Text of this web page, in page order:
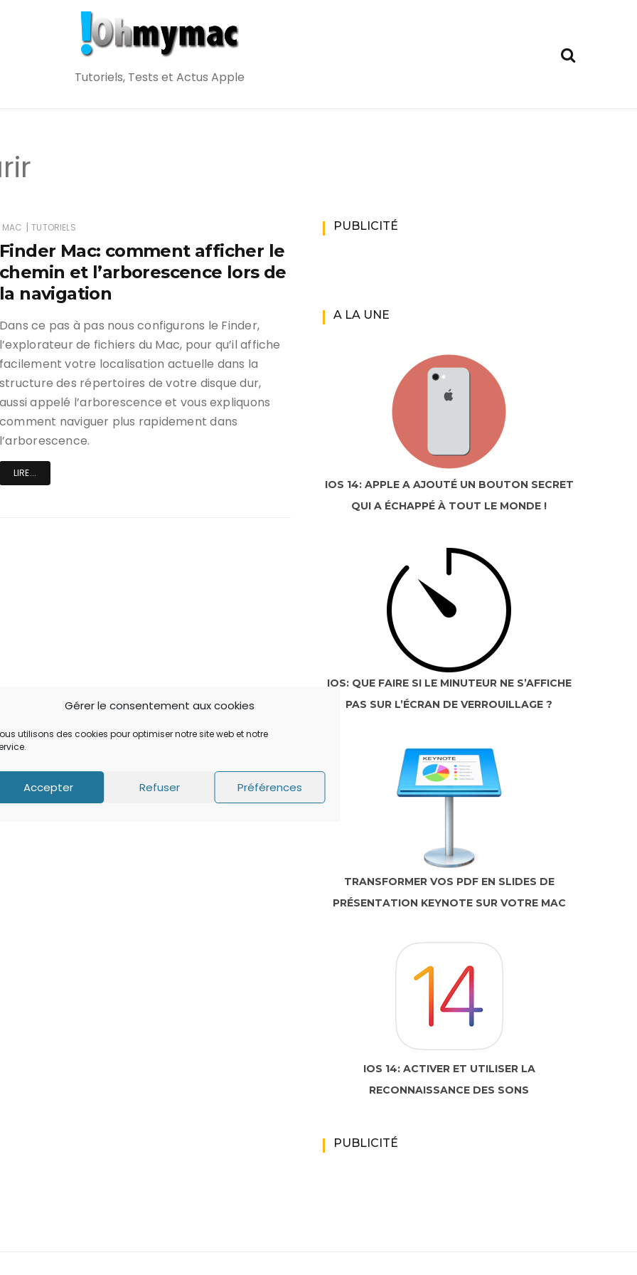
Gérer le consentement aux cookies
utilisons des cookies pour optimiser notre site web et notre
Accepter Refuser Préférences
Tutoriels, Tests et Actus Apple
MAC | TUTORIELS
Mac: comment afficher le
et l’arborescence lors de
navigation
ce pas à pas nous configurons le Finder,
de fichiers du Mac, pour qu’il affiche
votre localisation actuelle dans la
des répertoires de votre disque dur,
appelé l’arborescence et vous expliquons
naviguer plus rapidement dans
LIRE...
PUBLICITÉ
A LA UNE
IOS 14: APPLE A AJOUTÉ UN BOUTON SECRET
QUI A ÉCHAPPÉ À TOUT LE MONDE !
IOS: QUE FAIRE SI LE MINUTEUR NE S’AFFICHE
PAS SUR L’ÉCRAN DE VERROUILLAGE ?
TRANSFORMER VOS PDF EN SLIDES DE
PRÉSENTATION KEYNOTE SUR VOTRE MAC
IOS 14: ACTIVER ET UTILISER LA
RECONNAISSANCE DES SONS
PUBLICITÉ